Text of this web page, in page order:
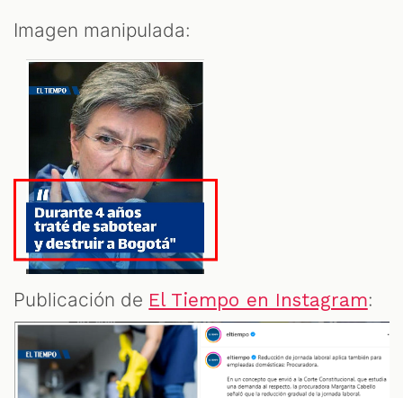
Imagen manipulada:
Publicación de El Tiempo en Instagram: